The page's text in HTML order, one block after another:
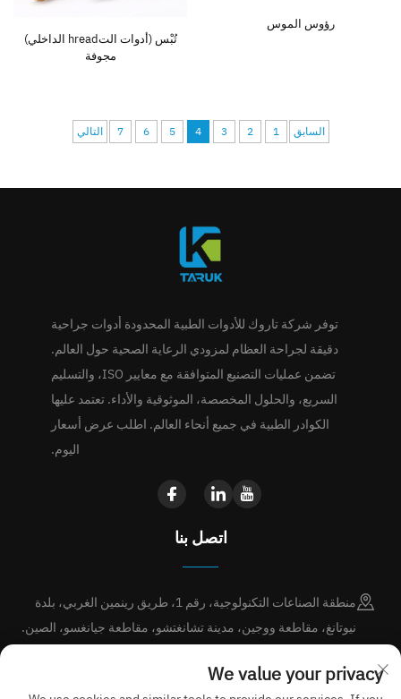
رؤوس الموس
تُبْس (أدوات التhread الداخلي)
مجوفة
السابق 1
2
3
4
5
6
7 التالي
توفر شركة تاروك للأدوات الطبية المحدودة أدوات جراحية
دقيقة لجراحة العظام لمزودي الرعاية الصحية حول العالم.
تضمن عمليات التصنيع المتوافقة مع معايير ISO، والتسليم
السريع، والحلول المخصصة، الموثوقية والأداء. تعتمد عليها
الكوادر الطبية في جميع أنحاء العالم. اطلب عرض أسعار
اليوم.
اتصل بنا
منطقة الصناعات التكنولوجية، رقم 1، طريق رينمين الغربي، بلدة
نيوتانغ، مقاطعة ووجين، مدينة تشانغتشو، مقاطعة جيانغسو، الصين.
+86-15189713338
We value your privacy